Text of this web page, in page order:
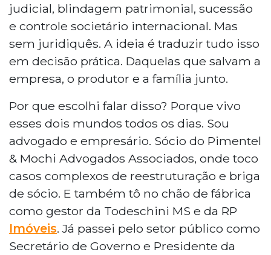
judicial, blindagem patrimonial, sucessão
e controle societário internacional. Mas
sem juridiquês. A ideia é traduzir tudo isso
em decisão prática. Daquelas que salvam a
empresa, o produtor e a família junto.
Por que escolhi falar disso? Porque vivo
esses dois mundos todos os dias. Sou
advogado e empresário. Sócio do Pimentel
& Mochi Advogados Associados, onde toco
casos complexos de reestruturação e briga
de sócio. E também tô no chão de fábrica
como gestor da Todeschini MS e da RP
Imóveis. Já passei pelo setor público como
Secretário de Governo e Presidente da